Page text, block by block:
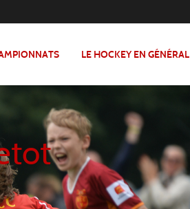
LE HOCKEY EN GÉNÉRAL